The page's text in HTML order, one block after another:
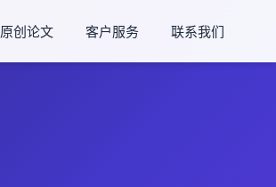
原创论文 客户服务 联系我们